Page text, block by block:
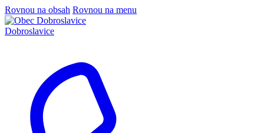
Rovnou na obsah Rovnou na menu
Dobroslavice